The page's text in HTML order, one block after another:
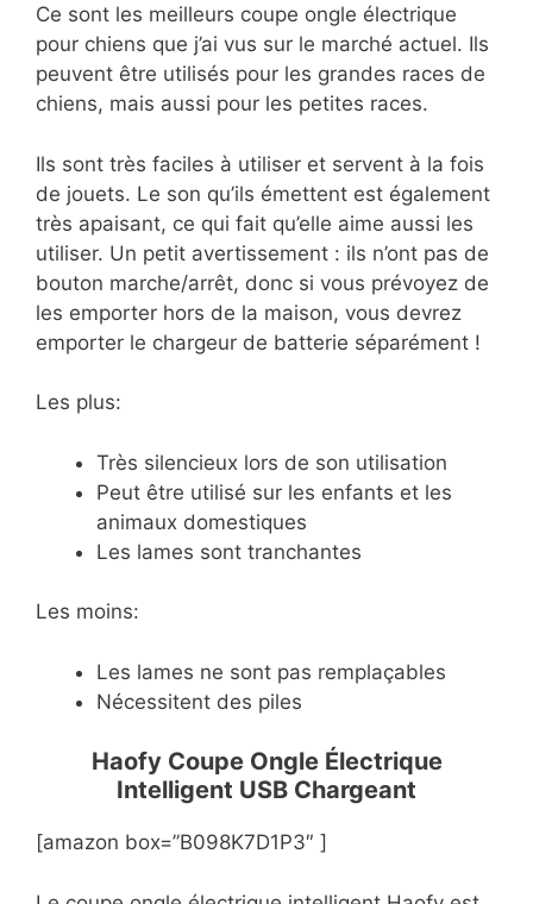
Ce sont les meilleurs coupe ongle électrique
pour chiens que j’ai vus sur le marché actuel. Ils
peuvent être utilisés pour les grandes races de
chiens, mais aussi pour les petites races.
Ils sont très faciles à utiliser et servent à la fois
de jouets. Le son qu’ils émettent est également
très apaisant, ce qui fait qu’elle aime aussi les
utiliser. Un petit avertissement : ils n’ont pas de
bouton marche/arrêt, donc si vous prévoyez de
les emporter hors de la maison, vous devrez
emporter le chargeur de batterie séparément !
Les plus:
Très silencieux lors de son utilisation
Peut être utilisé sur les enfants et les
animaux domestiques
Les lames sont tranchantes
Les moins:
Les lames ne sont pas remplaçables
Nécessitent des piles
Haofy Coupe Ongle Électrique
Intelligent USB Chargeant
[amazon box=”B098K7D1P3″ ]